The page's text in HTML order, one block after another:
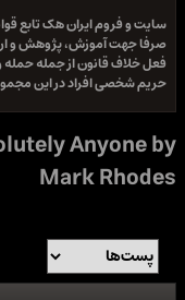
سایت و فروم ایران هک تابع
صرفا جهت آموزش، پژوهش و
فعل خلاف قانون از جمله
حریم شخصی افراد در این
Anyone by
Mark Rhodes